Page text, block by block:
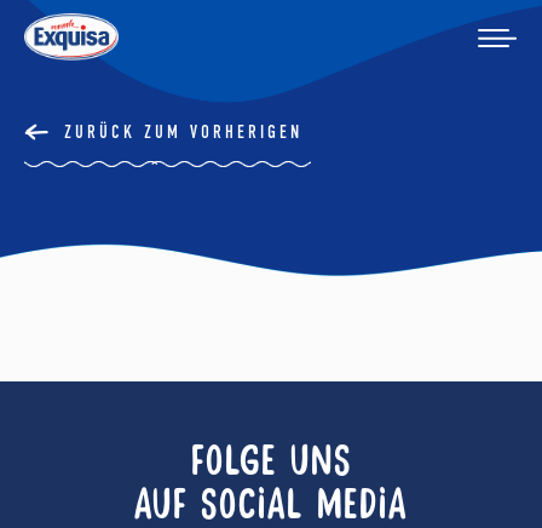
ZURÜCK ZUM VORHERIGEN
FOLGE UNS
AUF SOCIAL MEDIA